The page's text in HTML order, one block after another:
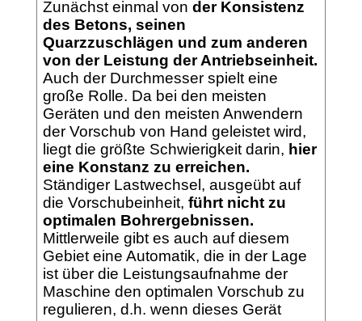
Zunächst einmal von der Konsistenz
des Betons, seinen
Quarzzuschlägen und zum anderen
von der Leistung der Antriebseinheit.
Auch der Durchmesser spielt eine
große Rolle. Da bei den meisten
Geräten und den meisten Anwendern
der Vorschub von Hand geleistet wird,
liegt die größte Schwierigkeit darin, hier
eine Konstanz zu erreichen.
Ständiger Lastwechsel, ausgeübt auf
die Vorschubeinheit, führt nicht zu
optimalen Bohrergebnissen.
Mittlerweile gibt es auch auf diesem
Gebiet eine Automatik, die in der Lage
ist über die Leistungsaufnahme der
Maschine den optimalen Vorschub zu
regulieren, d.h. wenn dieses Gerät